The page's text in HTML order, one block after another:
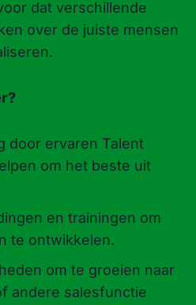
dat verschillende
over de juiste mensen
door ervaren Talent
om het beste uit
en trainingen om
te ontwikkelen.
om te groeien naar
andere salesfunctie